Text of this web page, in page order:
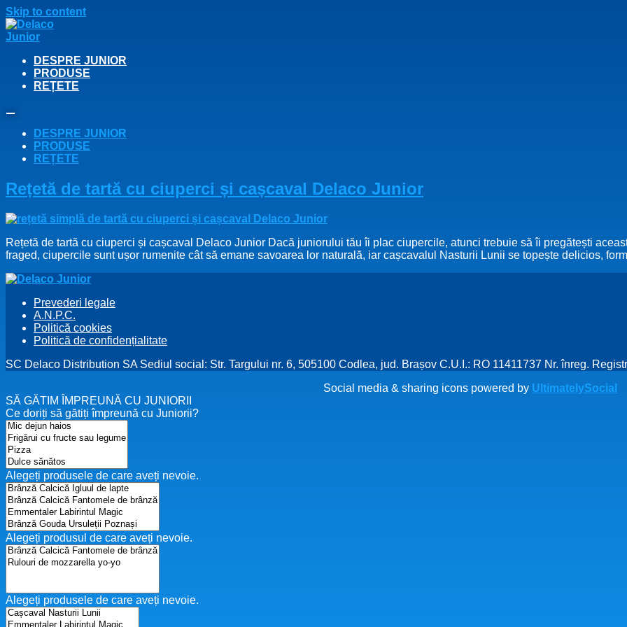
Skip to content
DESPRE JUNIOR
PRODUSE
REȚETE
DESPRE JUNIOR
PRODUSE
REȚETE
Rețetă de tartă cu ciuperci și cașcaval Delaco Junior
Rețetă de tartă cu ciuperci și cașcaval Delaco Junior Dacă juniorului tău îi plac ciupercile, atunci trebuie să îi pregătești
fraged, ciupercile sunt ușor rumenite cât să emane savoarea lor naturală, iar cașcavalul Nasturii Lunii se topește delicios,
Prevederi legale
A.N.P.C.
Politică cookies
Politică de confidențialitate
SC Delaco Distribution SA Sediul social: Str. Targului nr. 6, 505100 Codlea, jud. Brașov C.U.I.: RO 11411737 Nr. înreg.
Social media & sharing icons powered by UltimatelySocial
SĂ GĂTIM ÎMPREUNĂ CU JUNIORII
Ce doriți să gătiți împreună cu Juniorii?
Alegeți produsele de care aveți nevoie.
Alegeți produsul de care aveți nevoie.
Alegeți produsele de care aveți nevoie.